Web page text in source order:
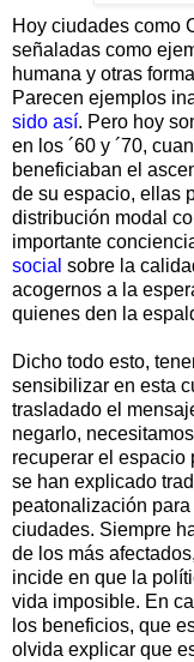
Hoy ciudades como
señaladas como
humana y otras
Parecen ejemplos
sido así. Pero hoy
en los ´60 y ´70,
beneficiaban el
de su espacio, ellas
distribución modal
importante
social sobre la
acogernos a la
quienes den la
Dicho todo esto,
sensibilizar en esta
trasladado el
negarlo,
recuperar el espacio
se han explicado
peatonalización
ciudades. Siempre
de los más
incide en que la
vida imposible. En
los beneficios, que
olvida explicar que